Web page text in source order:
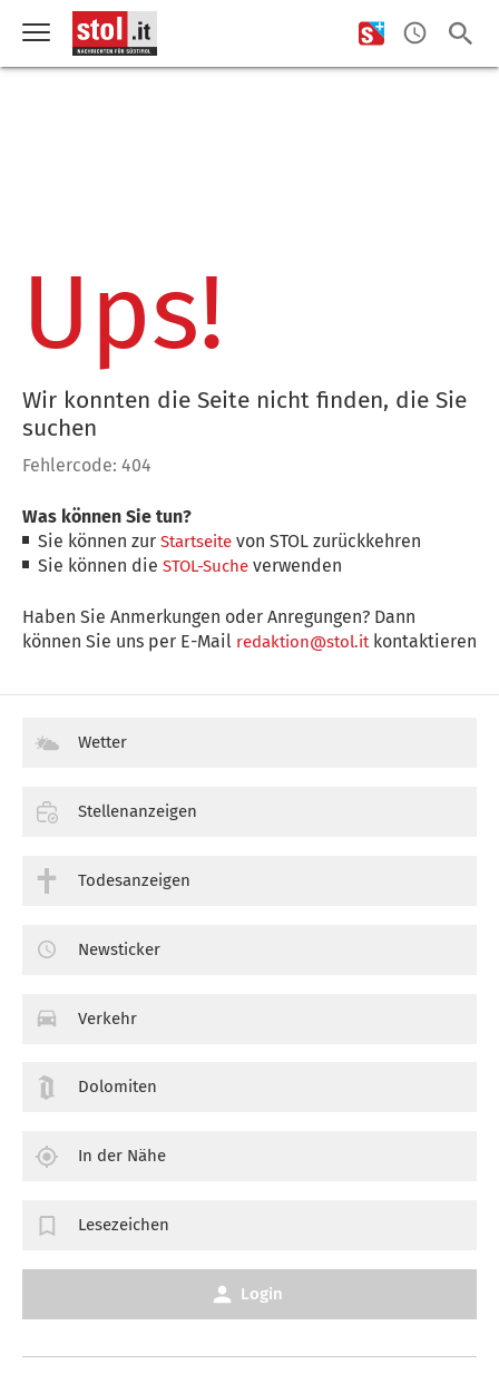
Ups!
Wir konnten die Seite nicht finden, die Sie
suchen
Fehlercode: 404
Was können Sie tun?
Sie können zurStartseite von STOL zurückkehren
Sie können dieSTOL-Suche verwenden
Haben Sie Anmerkungen oder Anregungen? Dann
können Sie uns per E-Mail redaktion@stol.itkontaktieren
Wetter
Stellenanzeigen
Todesanzeigen
Newsticker
Verkehr
Dolomiten
In der Nähe
Lesezeichen
Login